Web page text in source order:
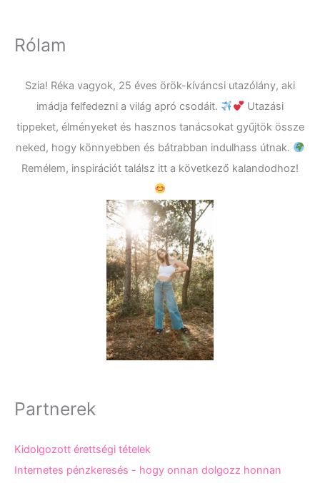
Rólam
Szia! Réka vagyok, 25 éves örök-kíváncsi utazólány, aki
imádja felfedezni a világ apró csodáit.
Utazási
tippeket, élményeket és hasznos tanácsokat gyűjtök össze
neked, hogy könnyebben és bátrabban indulhass útnak.
Remélem, inspirációt találsz itt a következő kalandodhoz!
Partnerek
Kidolgozott érettségi tételek
Internetes pénzkeresés - hogy onnan dolgozz honnan